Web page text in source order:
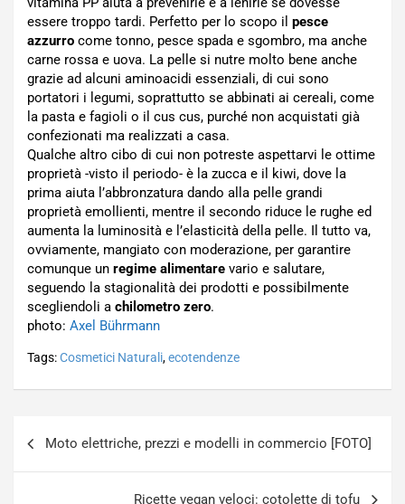
essere troppo tardi. Perfetto per lo scopo il pesce
azzurro come tonno, pesce spada e sgombro, ma anche
carne rossa e uova. La pelle si nutre molto bene anche
grazie ad alcuni aminoacidi essenziali, di cui sono
portatori i legumi, soprattutto se abbinati ai cereali, come
la pasta e fagioli o il cus cus, purché non acquistati già
confezionati ma realizzati a casa.
Qualche altro cibo di cui non potreste aspettarvi le ottime
proprietà -visto il periodo- è la zucca e il kiwi, dove la
prima aiuta l’abbronzatura dando alla pelle grandi
proprietà emollienti, mentre il secondo riduce le rughe ed
aumenta la luminosità e l’elasticità della pelle. Il tutto va,
ovviamente, mangiato con moderazione, per garantire
comunque un regime alimentare vario e salutare,
seguendo la stagionalità dei prodotti e possibilmente
scegliendoli a chilometro zero.
photo: Axel Bührmann
Tags:Cosmetici Naturali,ecotendenze
Moto elettriche, prezzi e modelli in commercio [FOTO]
Ricette vegan veloci: cotolette di tofu